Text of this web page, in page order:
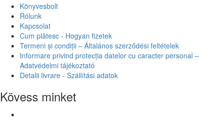
Könyvesbolt
Rólunk
Kapcsolat
Cum plătesc - Hogyan fizetek
Termeni și condiții – Általános szerződési feltételek
Informare privind protecția datelor cu caracter personal –
Adatvédelmi tájékoztató
Detalii livrare - Szállítási adatok
Kövess minket